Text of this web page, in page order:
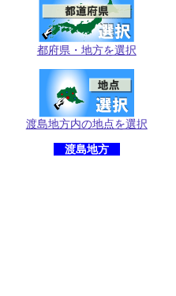
都府県・地方を選択
渡島地方内の地点を選択
渡島地方